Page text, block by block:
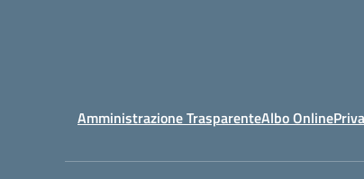
Amministrazione TrasparenteAlbo Online